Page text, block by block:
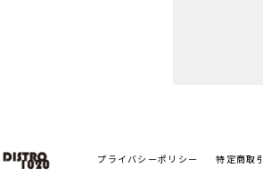
プライバシーポリシー 特定商取